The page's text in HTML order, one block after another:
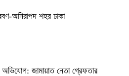
অনিরাপদ শহর ঢাকা
জামায়াত নেতা গ্রেফতার